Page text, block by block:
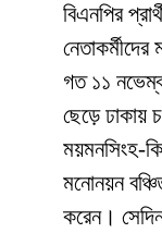
বিএনপির
গত ১১
ছেড়ে
ময়মনসিংহ-
মনোনয়ন
করেন।